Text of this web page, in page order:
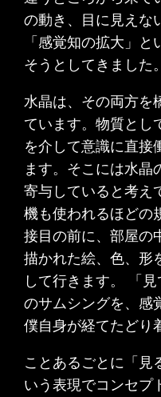
の動き、目に見えな
「感覚知の拡大」
そうとしてきました。
水晶は、その両方を
ています。物質とし
を介して意識に直接
ます。そこには水晶
寄与していると考え
機も使われるほどの
接目の前に、部屋の
描かれた絵、色、形
して行きます。 「
のサムシングを、感
僕自身が経てたどり
ことあるごとに「見
いう表現でコンセプ